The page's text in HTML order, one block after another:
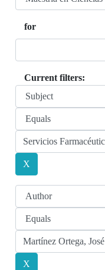
for
Current filters: